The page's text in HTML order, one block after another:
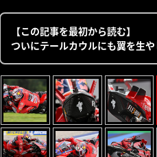
【この記事を最初から読む】
ついにテールカウルにも翼を生